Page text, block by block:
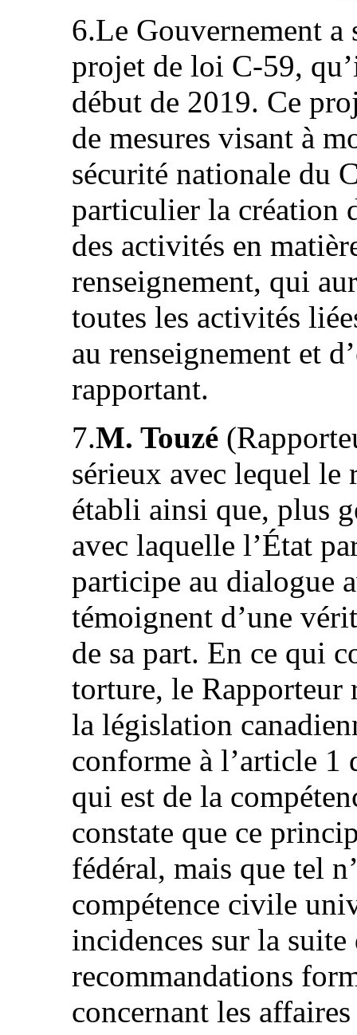
6.Le Gouvernement a
projet de loi C-59,
début de 2019. Ce
de mesures visant à
sécurité nationale du
particulier la création
des activités en
renseignement, qui
toutes les activités
au renseignement et
rapportant.
7.M. Touzé
sérieux avec lequel le
établi ainsi que, plus
avec laquelle l’État
participe au dialogue
témoignent d’une
de sa part. En ce qui
torture, le Rapporteur
la législation
conforme à l’article 1
qui est de la
constate que ce
fédéral, mais que tel
compétence civile
incidences sur la
recommandations
concernant les affaires